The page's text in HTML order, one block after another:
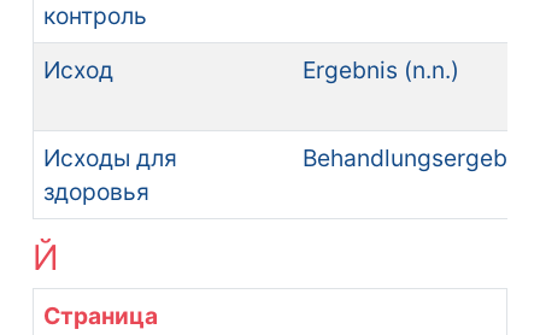
контроль
Исход Ergebnis (n.n.)
Исходы для
здоровья
Й
Страница